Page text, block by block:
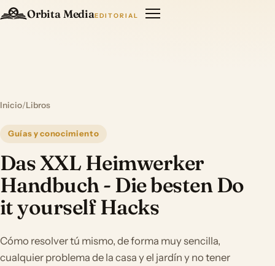
Orbita MediaEDITORIAL
Inicio/Libros
Guías y conocimiento
Das XXL Heimwerker
Handbuch - Die besten Do
it yourself Hacks
Cómo resolver tú mismo, de forma muy sencilla,
cualquier problema de la casa y el jardín y no tener